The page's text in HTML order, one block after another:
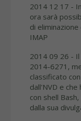
2014 12 17 -
ora sarà
di
IMAP
2014 09 26 -
2014-6271,
classificato
dall'NVD e
con shell
dalla sua